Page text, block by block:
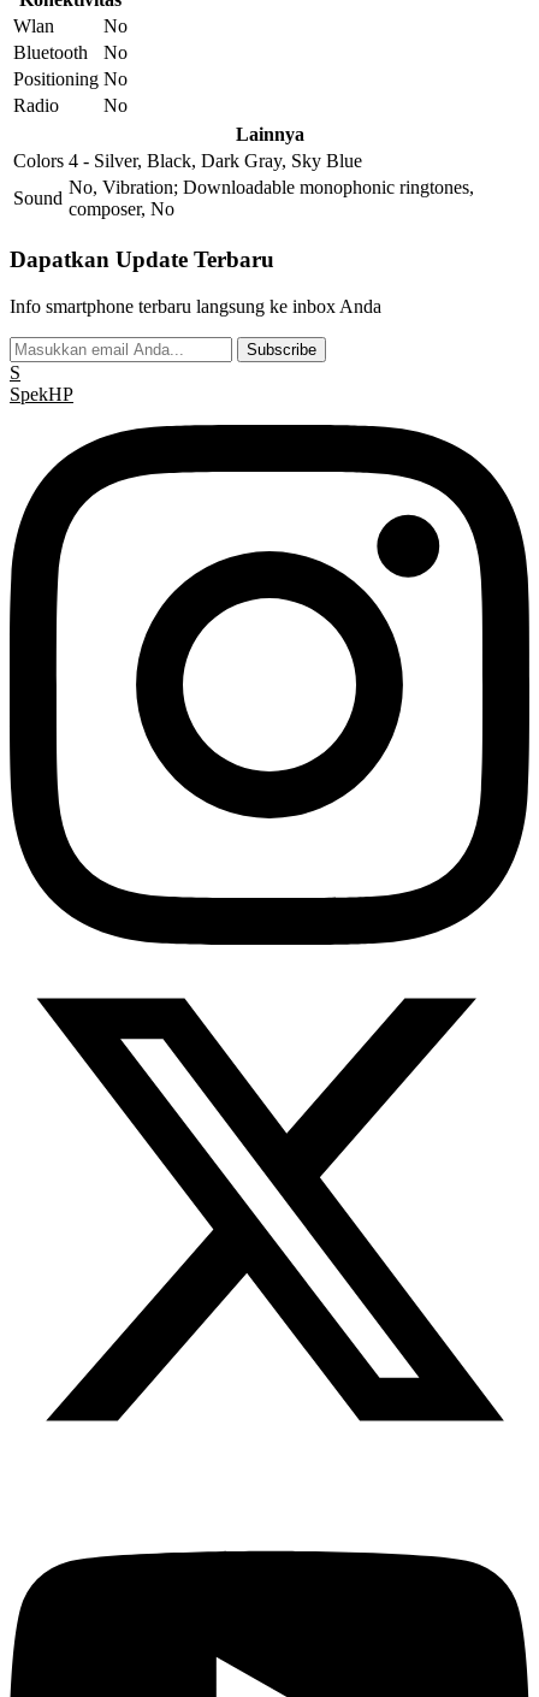
Wlan
No
Bluetooth
No
Positioning No
Radio
No
Lainnya
Colors 4 - Silver, Black, Dark Gray, Sky Blue
Sound
No, Vibration; Downloadable monophonic ringtones,
composer, No
Dapatkan Update Terbaru
Info smartphone terbaru langsung ke inbox Anda
Subscribe
S
SpekHP